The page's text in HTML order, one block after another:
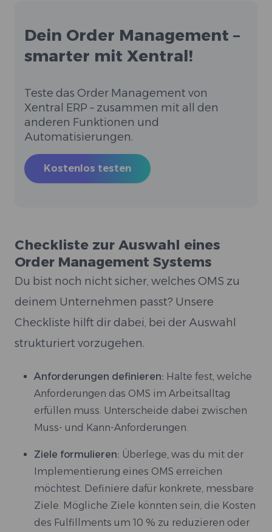
Dein Order Management –
smarter mit Xentral!
Teste das Order Management von
Xentral ERP – zusammen mit all den
anderen Funktionen und
Automatisierungen.
Kostenlos testen
Checkliste zur Auswahl eines
Order Management Systems
Du bist noch nicht sicher, welches OMS zu
deinem Unternehmen passt? Unsere
Checkliste hilft dir dabei, bei der Auswahl
strukturiert vorzugehen.
Anforderungen definieren: Halte fest, welche
Anforderungen das OMS im Arbeitsalltag
erfüllen muss. Unterscheide dabei zwischen
Muss- und Kann-Anforderungen.
Ziele formulieren: Überlege, was du mit der
Implementierung eines OMS erreichen
möchtest. Definiere dafür konkrete, messbare
Ziele. Mögliche Ziele könnten sein, die Kosten
des Fulfillments um 10 % zu reduzieren oder